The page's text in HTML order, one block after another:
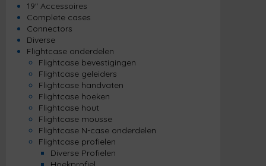
19" Accessoires
Complete cases
Connectors
Diverse
Flightcase onderdelen
Flightcase bevestigingen
Flightcase geleiders
Flightcase handvaten
Flightcase hoeken
Flightcase hout
Flightcase mousse
Flightcase N-case onderdelen
Flightcase profielen
Diverse Profielen